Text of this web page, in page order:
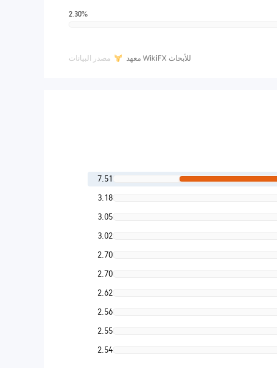
2.30%
مصدر البيانات معهد WikiFX للأبحاث
7.51
3.18
3.05
3.02
2.70
2.70
2.62
2.56
2.55
2.54